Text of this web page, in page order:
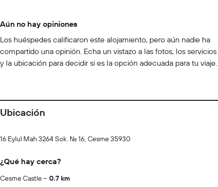
Aún no hay opiniones
Los huéspedes calificaron este alojamiento, pero aún nadie ha
compartido una opinión. Echa un vistazo a las fotos, los servicios
y la ubicación para decidir si es la opción adecuada para tu viaje.
Ubicación
16 Eylul Mah 3264 Sok. No. 16, Cesme 35930
¿Qué hay cerca?
Cesme Castle
0.7 km